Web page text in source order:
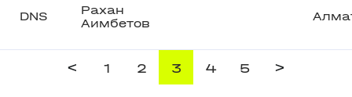
DNS
Рахан
Аимбетов
< 1 2 3 4 5 >